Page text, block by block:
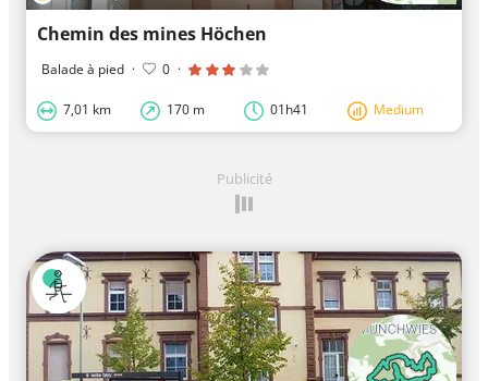
Chemin des mines Höchen
Balade à pied · 0 ·
7,01 km 170 m 01h41 Medium
Publicité